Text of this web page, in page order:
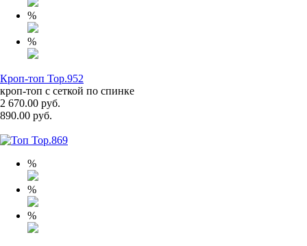
%
%
Кроп-топ Top.952
кроп-топ с сеткой по спинке
2 670.00 руб.
890.00 руб.
%
%
%